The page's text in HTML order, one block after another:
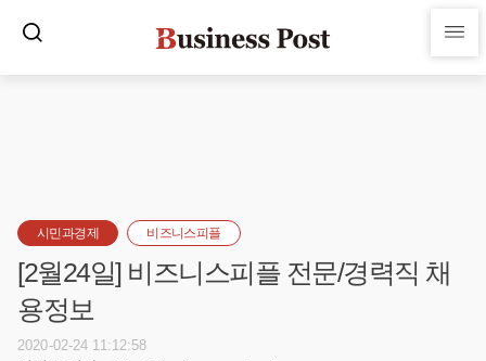
시민과경제 비즈니스피플
[2월24일] 비즈니스피플 전문/경력직 채
용정보
2020-02-24 11:12:58